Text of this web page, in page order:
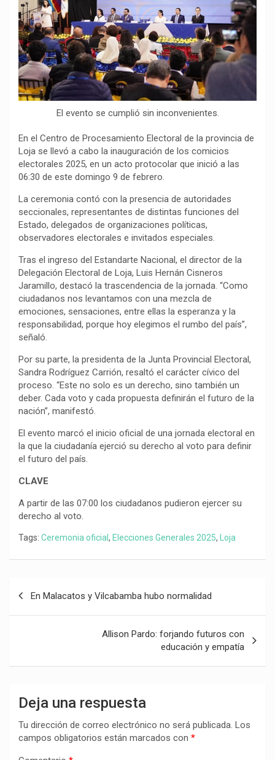
o
k
p
a
m
n
k
t
i
r
El evento se cumplió sin inconvenientes.
En el Centro de Procesamiento Electoral de la provincia de
Loja se llevó a cabo la inauguración de los comicios
electorales 2025, en un acto protocolar que inició a las
06:30 de este domingo 9 de febrero.
La ceremonia contó con la presencia de autoridades
seccionales, representantes de distintas funciones del
Estado, delegados de organizaciones políticas,
observadores electorales e invitados especiales.
Tras el ingreso del Estandarte Nacional, el director de la
Delegación Electoral de Loja, Luis Hernán Cisneros
Jaramillo, destacó la trascendencia de la jornada. “Como
ciudadanos nos levantamos con una mezcla de
emociones, sensaciones, entre ellas la esperanza y la
responsabilidad, porque hoy elegimos el rumbo del país”,
señaló.
Por su parte, la presidenta de la Junta Provincial Electoral,
Sandra Rodríguez Carrión, resaltó el carácter cívico del
proceso. “Este no solo es un derecho, sino también un
deber. Cada voto y cada propuesta definirán el futuro de la
nación”, manifestó.
El evento marcó el inicio oficial de una jornada electoral en
la que la ciudadanía ejerció su derecho al voto para definir
el futuro del país.
CLAVE
A partir de las 07:00 los ciudadanos pudieron ejercer su
derecho al voto.
Tags: Ceremonia oficial , Elecciones Generales 2025, Loja
En Malacatos y Vilcabamba hubo normalidad
Allison Pardo: forjando futuros con
educación y empatía
Deja una respuesta
Tu dirección de correo electrónico no será publicada. Los
campos obligatorios están marcados con *